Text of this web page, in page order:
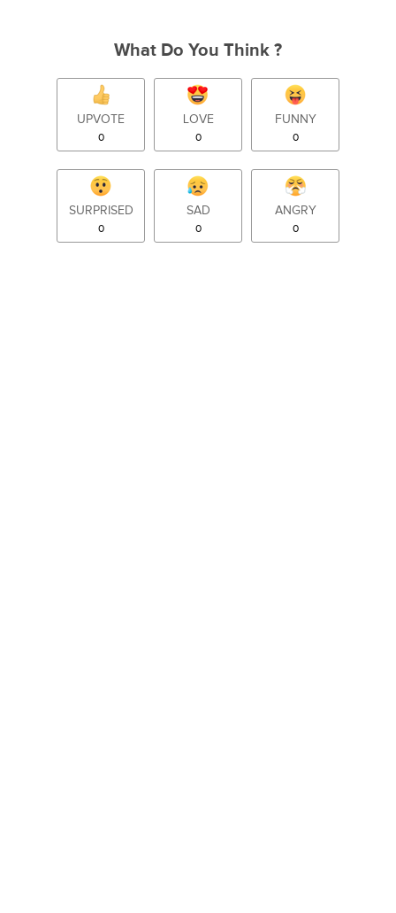
What Do You Think ?
UPVOTE
0
LOVE
0
FUNNY
0
SURPRISED
0
SAD
0
ANGRY
0